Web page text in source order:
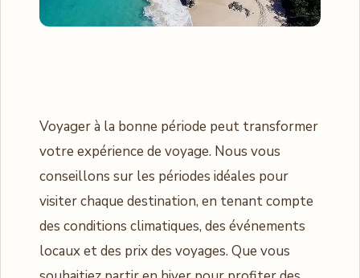
Voyager à la bonne période peut transformer
votre expérience de voyage. Nous vous
conseillons sur les périodes idéales pour
visiter chaque destination, en tenant compte
des conditions climatiques, des événements
locaux et des prix des voyages. Que vous